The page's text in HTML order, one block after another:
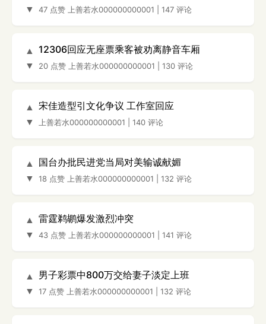
▼
47 点赞 上善若水000000000001 147 评论
▲
▼
12306回应无座票乘客被劝离静音车厢
20 点赞 上善若水000000000001 130 评论
▲
▼
宋佳造型引文化争议 工作室回应
上善若水000000000001 140 评论
▲
▼
国台办批民进党当局对美输诚献媚
18 点赞 上善若水000000000001 132 评论
▲
▼
雷霆鹈鹕爆发激烈冲突
43 点赞 上善若水000000000001 141 评论
▲
▼
男子彩票中800万交给妻子淡定上班
17 点赞 上善若水000000000001 132 评论